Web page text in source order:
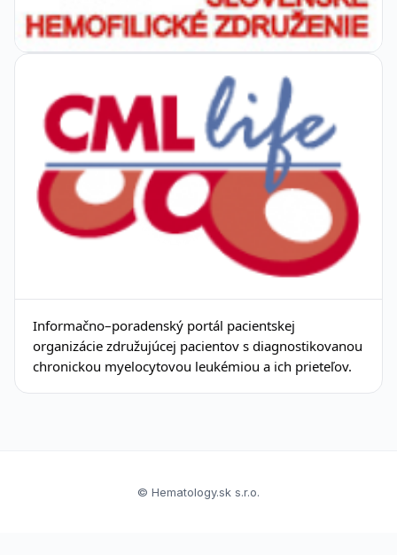
Informačno–poradenský portál pacientskej
organizácie združujúcej pacientov s diagnostikovanou
chronickou myelocytovou leukémiou a ich prieteľov.
© Hematology.sk s.r.o.